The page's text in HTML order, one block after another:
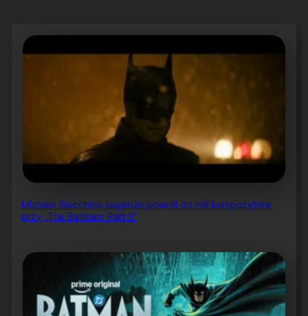
Michael Giacchino sugeruje powrót do roli kompozytora
przy „The Batman: Part II”